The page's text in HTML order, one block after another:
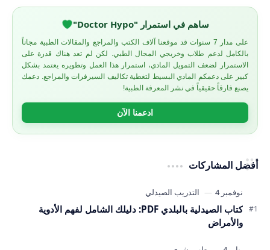
ساهم في استمرار "Doctor Hypo"
على مدار 7 سنوات قد موقعنا آلاف الكتب والمراجع والمقالات الطبية مجاناً
بالكامل لدعم طلاب وخريجي المجال الطبي. لكن لم تعد هناك قدرة على
الاستمرار لضعف التمويل المادي، استمرار هذا العمل وتطويره يعتمد بشكل
كبير على دعمكم المادي البسيط لتغطية تكاليف السيرفرات والمراجع. دعمك
يصنع فارقاً حقيقياً في نشر المعرفة الطبية!
ادعمنا الآن
أفضل المشاركات
كتاب الصيدلية بالبلدي PDF: دليلك الشامل لفهم الأدوية
والأمراض